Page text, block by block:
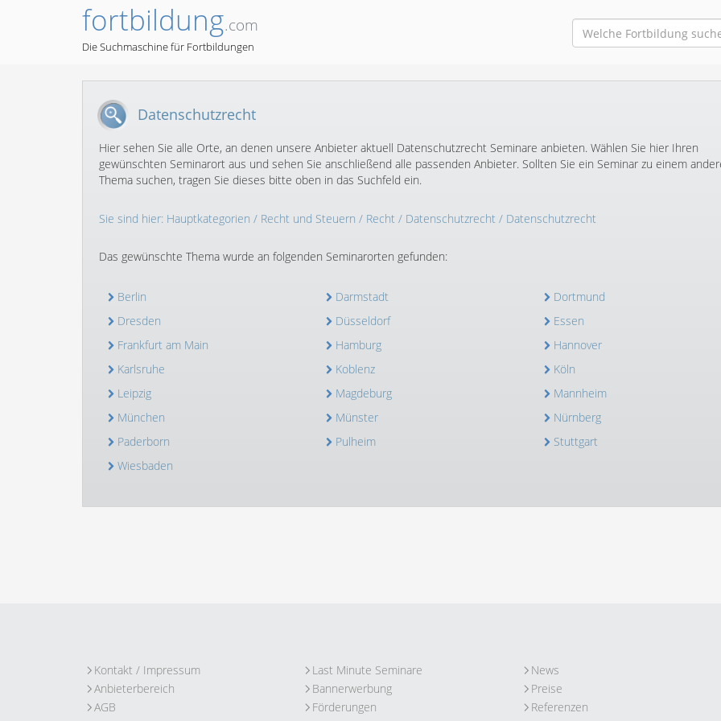
fortbildung.com
Die Suchmaschine für Fortbildungen
Datenschutzrecht
Hier sehen Sie alle Orte, an denen unsere Anbieter aktuell Datenschutzrecht Seminare anbieten. Wählen Sie hier Ihren
gewünschten Seminarort aus und sehen Sie anschließend alle passenden Anbieter. Sollten Sie ein Seminar zu einem
Thema suchen, tragen Sie dieses bitte oben in das Suchfeld ein.
Sie sind hier: Hauptkategorien / Recht und Steuern / Recht / Datenschutzrecht / Datenschutzrecht
Das gewünschte Thema wurde an folgenden Seminarorten gefunden:
Berlin Darmstadt
Dortmund
Dresden
Düsseldorf
Essen
Frankfurt am Main
Hamburg
Hannover
Karlsruhe
Koblenz
Köln
Leipzig
Magdeburg
Mannheim
München
Münster
Nürnberg
Paderborn
Pulheim
Stuttgart
Wiesbaden
Kontakt / Impressum
Anbieterbereich
AGB
Last Minute Seminare
Bannerwerbung
Förderungen
News
Preise
Referenzen